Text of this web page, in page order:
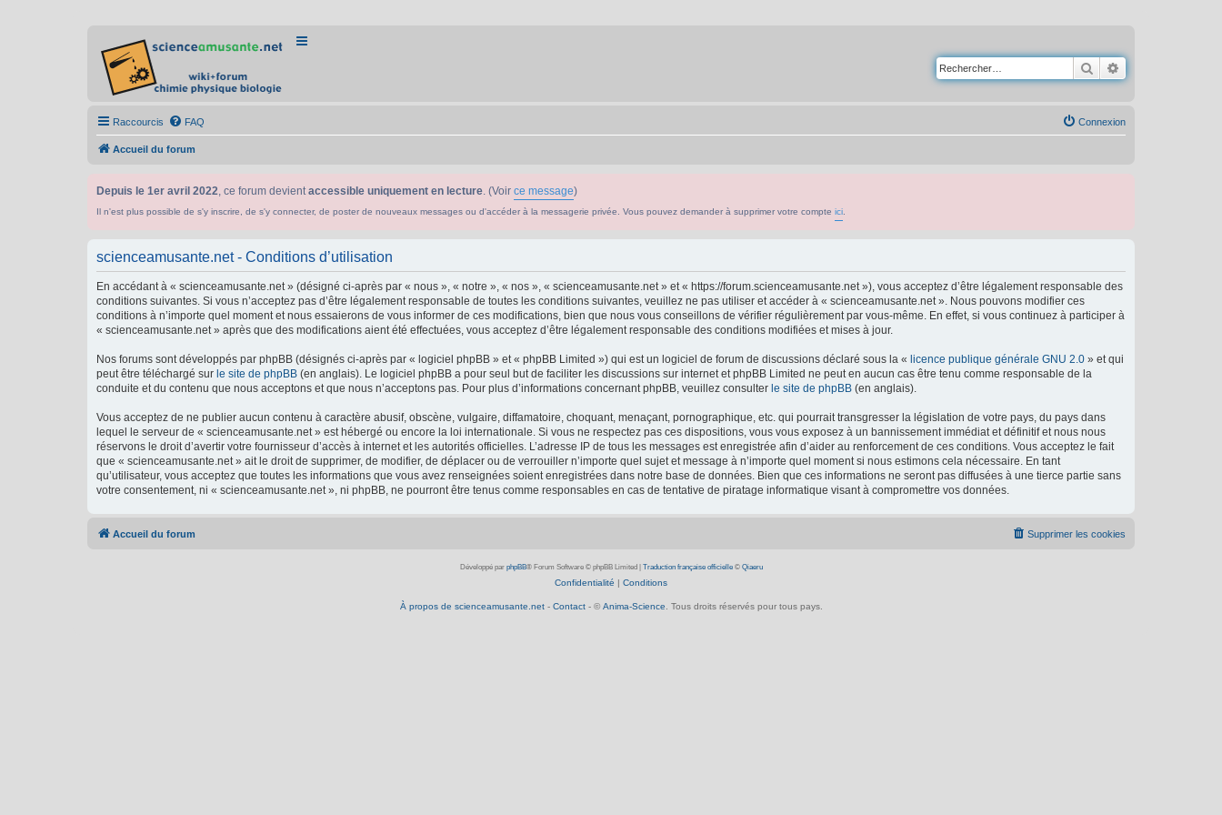
Rechercher
Raccourcis FAQ Connexion
Accueil du forum
Depuis le 1er avril 2022, ce forum devientaccessible uniquement en lecture. (Voir ce message)
Il n'est plus possible de s'y inscrire, de s'y connecter, de poster de nouveaux messages ou d'accéder à la messagerie privée. Vous pouvez demander à supprimer votre compte ici
scienceamusante.net - Conditions d’utilisation
En accédant à « scienceamusante.net » (désigné ci-après par « nous », « notre », « nos », « scienceamusante.net » et « https://forum.scienceamusante.net »), vous acceptez d’être légalement responsable des
conditions suivantes. Si vous n’acceptez pas d’être légalement responsable de toutes les conditions suivantes, veuillez ne pas utiliser et accéder à « scienceamusante.net ». Nous pouvons modifier ces
conditions à n’importe quel moment et nous essaierons de vous informer de ces modifications, bien que nous vous conseillons de vérifier régulièrement par vous-même. En effet, si vous continuez à participer à
« scienceamusante.net » après que des modifications aient été effectuées, vous acceptez d’être légalement responsable des conditions modifiées et mises à jour.
Nos forums sont développés par phpBB (désignés ci-après par « logiciel phpBB » et « phpBB Limited ») qui est un logiciel de forum de discussions déclaré sous la « licence publique générale GNU 2.0 » et qui
peut être téléchargé sur le site de phpBB (en anglais). Le logiciel phpBB a pour seul but de faciliter les discussions sur internet et phpBB Limited ne peut en aucun cas être tenu comme responsable de la
conduite et du contenu que nous acceptons et que nous n’acceptons pas. Pour plus d’informations concernant phpBB, veuillez consulter le site de phpBB (en anglais).
Vous acceptez de ne publier aucun contenu à caractère abusif, obscène, vulgaire, diffamatoire, choquant, menaçant, pornographique, etc. qui pourrait transgresser la législation de votre pays, du pays dans
lequel le serveur de « scienceamusante.net » est hébergé ou encore la loi internationale. Si vous ne respectez pas ces dispositions, vous vous exposez à un bannissement immédiat et définitif et nous nous
réservons le droit d’avertir votre fournisseur d’accès à internet et les autorités officielles. L’adresse IP de tous les messages est enregistrée afin d’aider au renforcement de ces conditions. Vous acceptez le fait
que « scienceamusante.net » ait le droit de supprimer, de modifier, de déplacer ou de verrouiller n’importe quel sujet et message à n’importe quel moment si nous estimons cela nécessaire. En tant
qu’utilisateur, vous acceptez que toutes les informations que vous avez renseignées soient enregistrées dans notre base de données. Bien que ces informations ne seront pas diffusées à une tierce partie sans
votre consentement, ni « scienceamusante.net », ni phpBB, ne pourront être tenus comme responsables en cas de tentative de piratage informatique visant à compromettre vos données.
Accueil du forum Supprimer les cookies
Développé par phpBB® Forum Software © phpBB Limited Traduction française officielle© Qiaeru
Confidentialité | Conditions
À propos de scienceamusante.net- Contact- © Anima-Science . Tous droits réservés pour tous pays.